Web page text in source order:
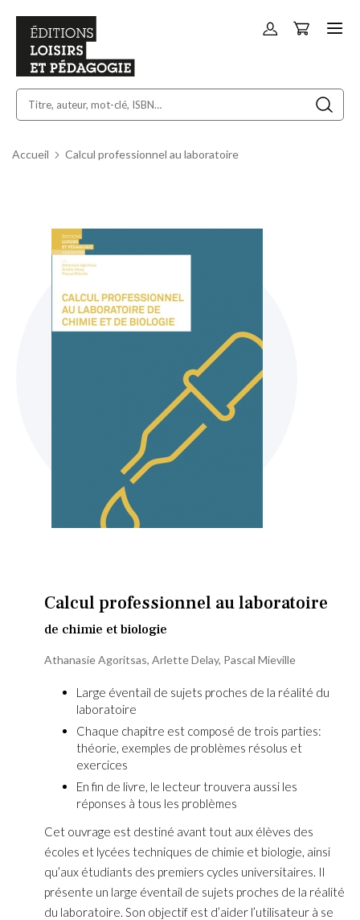
Allez
Panier
Accueil Calcul professionnel au laboratoire
Calcul professionnel au laboratoire
de chimie et biologie
Athanasie Agoritsas, Arlette Delay, Pascal Mieville
Large éventail de sujets proches de la réalité du
laboratoire
Chaque chapitre est composé de trois parties:
théorie, exemples de problèmes résolus et
exercices
En fin de livre, le lecteur trouvera aussi les
réponses à tous les problèmes
Cet ouvrage est destiné avant tout aux élèves des
écoles et lycées techniques de chimie et biologie, ainsi
qu’aux étudiants des premiers cycles universitaires. Il
présente un large éventail de sujets proches de la réalité
du laboratoire. Son objectif est d’aider l’utilisateur à se
Skip
to
the
the
beginning
of
the
gallery